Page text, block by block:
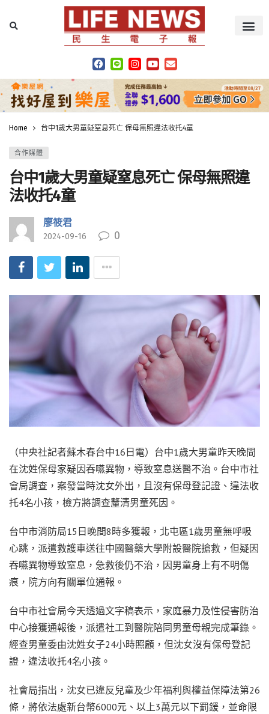
Home 台中1歲大男童疑窒息死亡 保母無照違法收托4童
合作媒體
台中1歲大男童疑窒息死亡 保母無照違
法收托4童
廖筱君
2024-09-16 0
（中央社記者蘇木春台中16日電）台中1歲大男童昨天晚間
在沈姓保母家疑因吞嚥異物，導致窒息送醫不治。台中市社
會局調查，案發當時沈女外出，且沒有保母登記證、違法收
托4名小孩，檢方將調查釐清男童死因。
台中市消防局15日晚間8時多獲報，北屯區1歲男童無呼吸
心跳，派遣救護車送往中國醫藥大學附設醫院搶救，但疑因
吞嚥異物導致窒息，急救後仍不治，因男童身上有不明傷
痕，院方向有關單位通報。
台中市社會局今天透過文字稿表示，家庭暴力及性侵害防治
中心接獲通報後，派遣社工到醫院陪同男童母親完成筆錄。
經查男童委由沈姓女子24小時照顧，但沈女沒有保母登記
證，違法收托4名小孩。
社會局指出，沈女已違反兒童及少年福利與權益保障法第26
條，將依法處新台幣6000元、以上3萬元以下罰鍰，並命限